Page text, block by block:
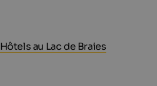
Hôtels au Lac de Braies